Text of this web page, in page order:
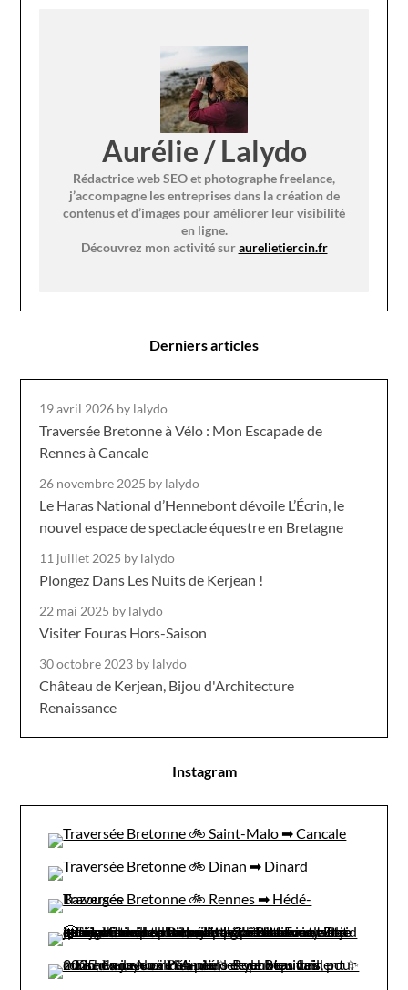
Aurélie / Lalydo
Rédactrice web SEO et photographe freelance,
j’accompagne les entreprises dans la création de
contenus et d’images pour améliorer leur visibilité
en ligne.
Découvrez mon activité suraurelietiercin.fr
Derniers articles
19 avril 2026 by lalydo
Traversée Bretonne à Vélo : Mon Escapade de
Rennes à Cancale
26 novembre 2025 by lalydo
Le Haras National d’Hennebont dévoile L’Écrin, le
nouvel espace de spectacle équestre en Bretagne
11 juillet 2025 by lalydo
Plongez Dans Les Nuits de Kerjean !
22 mai 2025 by lalydo
Visiter Fouras Hors-Saison
30 octobre 2023 by lalydo
Château de Kerjean, Bijou d'Architecture
Renaissance
Instagram